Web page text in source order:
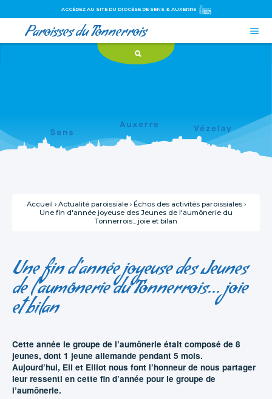
contenu.
ACCÉDEZ AU SITE DU DIOCÈSE DE SENS & AUXERRE
Paroisses du Tonnerrois 
Accueil › Actualité paroissiale › Échos des activités paroissiales ›
Une fin d'année joyeuse des Jeunes de l'aumônerie du
Tonnerrois... joie et bilan
Une fin d'année joyeuse des Jeunes
de l'aumônerie du Tonnerrois... joie
et bilan
Cette année le groupe de l’aumônerie était composé de 8
jeunes, dont 1 jeune allemande pendant 5 mois.
Aujourd’hui, Eli et Elliot nous font l’honneur de nous partager
leur ressenti en cette fin d’année pour le groupe de
l’aumônerie.